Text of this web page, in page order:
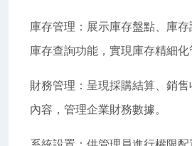
庫存管理：展示庫存盤點、庫存
庫存查詢功能，實現庫存精細化
財務管理：呈現採購結算、銷
內容，管理企業財務數據。